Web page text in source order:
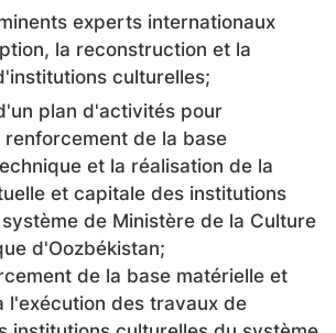
experts internationaux
la reconstruction et la
culturelles;
plan d'activités pour
de la base
et la réalisation de la
et capitale des institutions
de Ministère de la Culture
d'Oozbékistan;
de la base matérielle et
l'exécution des travaux de